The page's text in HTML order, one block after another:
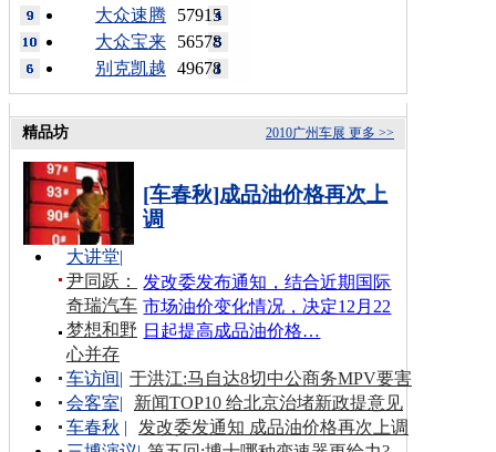
57915
大众速腾
56578
大众宝来
49678
别克凯越
更多 >>
2010广州车展
精品坊
[车春秋]成品油价格再次上
调
发改委发布通知，结合近期国际
市场油价变化情况，决定12月22
日起提高成品油价格…
大讲堂|
尹同跃：
奇瑞汽车
梦想和野
心并存
车访间| 于洪江:马自达8切中公商务MPV要害
会客室|
新闻TOP10 给北京治堵新政提意见
车春秋 |
发改委发通知 成品油价格再次上调